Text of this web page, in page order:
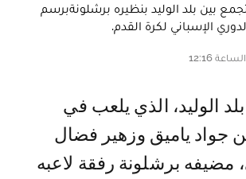
بين بلد الوليد بنظيره برشلونةبرسم
الإسباني لكرة القدم.
جواد ياميق وزهير فضال
مضيفه برشلونة رفقة لاعبه